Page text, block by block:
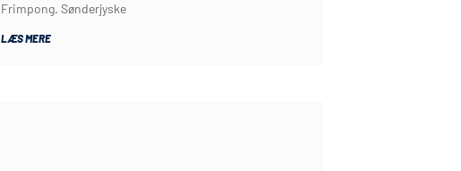
Frimpong. Sønderjyske
LÆS MERE